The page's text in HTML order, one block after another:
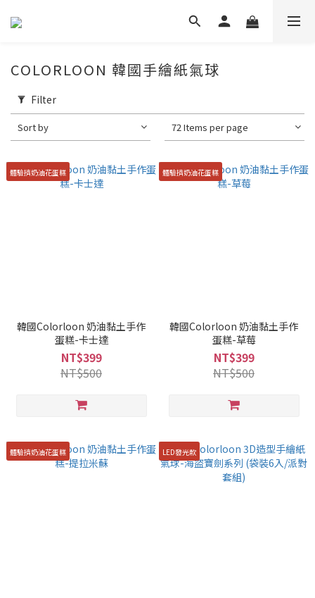
COLORLOON 韓國手繪紙氣球
Filter
Sort by 72 Items per page
體驗擠奶油花蛋糕
韓國Colorloon 奶油黏土手作
蛋糕-卡士達
NT$399
NT$500
體驗擠奶油花蛋糕
韓國Colorloon 奶油黏土手作
蛋糕-草莓
NT$399
NT$500
體驗擠奶油花蛋糕 LED發光款